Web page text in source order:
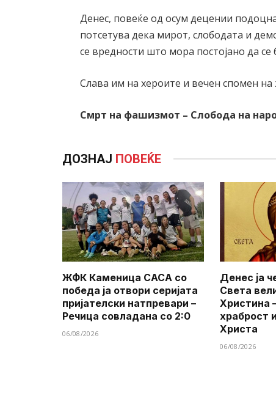
Денес, повеќе од осум децении
потсетува дека мирот, слободата и
се вредности што мора постојано да се
Слава им на хероите и вечен спомен на
Смрт на фашизмот – Слобода на
ДОЗНАЈ ПОВЕЌЕ
ЖФК Каменица САСА со
победа ја отвори серијата
пријателски натпревари –
Речица совладана со 2:0
06/08/2026
Денес ја
Света
Христина
храброст
Христа
06/08/2026